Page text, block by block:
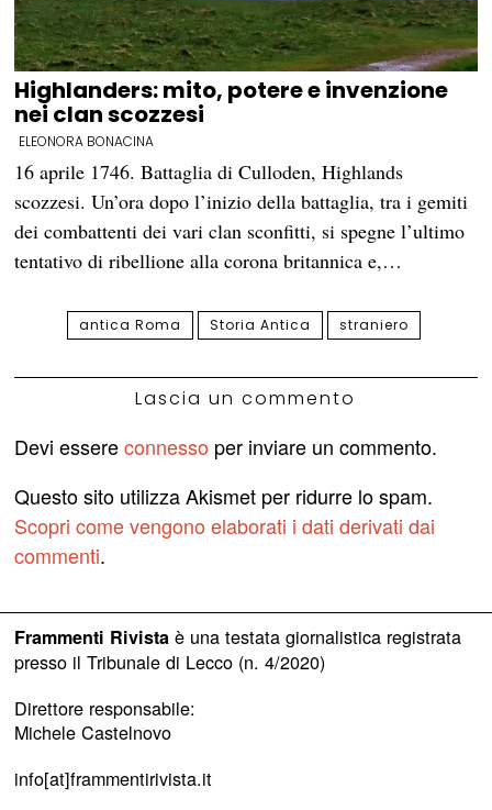
Highlanders: mito, potere e invenzione
nei clan scozzesi
ELEONORA BONACINA
16 aprile 1746. Battaglia di Culloden, Highlands
scozzesi. Un’ora dopo l’inizio della battaglia, tra i gemiti
dei combattenti dei vari clan sconfitti, si spegne l’ultimo
tentativo di ribellione alla corona britannica e,…
antica Roma Storia Antica straniero
Lascia un commento
Devi essereconnesso per inviare un commento.
Questo sito utilizza Akismet per ridurre lo spam.
Scopri come vengono elaborati i dati derivati dai
commenti.
Frammenti Rivistaè una testata giornalistica registrata
presso il Tribunale di Lecco (n. 4/2020)
Direttore responsabile:
Michele Castelnovo
info[at]frammentirivista.it